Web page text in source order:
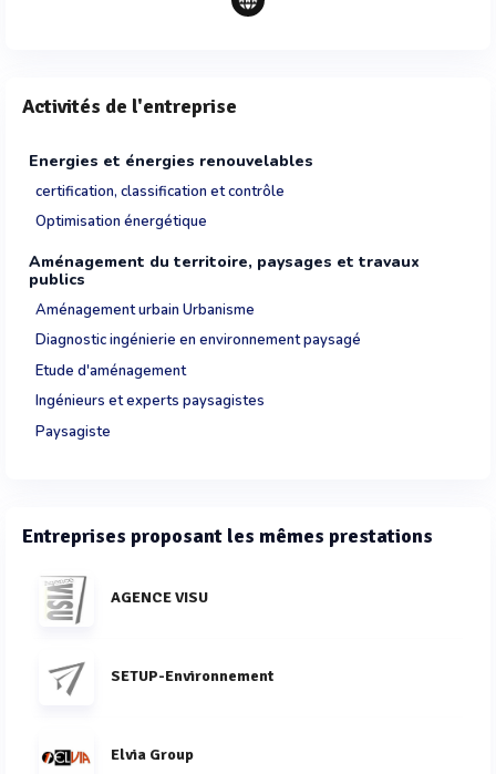
Activités de l'entreprise
Energies et énergies renouvelables
certification, classification et contrôle
Optimisation énergétique
Aménagement du territoire, paysages et travaux
publics
Aménagement urbain Urbanisme
Diagnostic ingénierie en environnement paysagé
Etude d'aménagement
Ingénieurs et experts paysagistes
Paysagiste
Entreprises proposant les mêmes prestations
AGENCE VISU
SETUP-Environnement
Elvia Group